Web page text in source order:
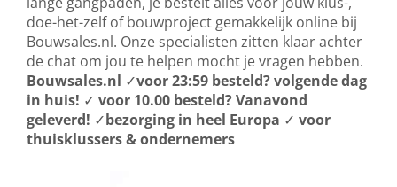
doe-het-zelf of bouwproject gemakkelijk online bij
Bouwsales.nl. Onze specialisten zitten klaar achter
de chat om jou te helpen mocht je vragen hebben.
Bouwsales.nl ✓voor 23:59 besteld? volgende dag
in huis! ✓ voor 10.00 besteld? Vanavond
geleverd! ✓bezorging in heel Europa ✓ voor
thuisklussers & ondernemers